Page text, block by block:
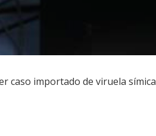
caso importado de viruela símica